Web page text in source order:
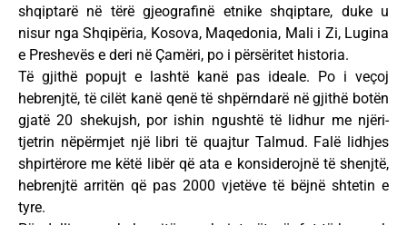
shqiptarë në tërë gjeografinë etnike shqiptare, duke u
nisur nga Shqipëria, Kosova, Maqedonia, Mali i Zi, Lugina
e Preshevës e deri në Çamëri, po i përsëritet historia.
Të gjithë popujt e lashtë kanë pas ideale. Po i veçoj
hebrenjtë, të cilët kanë qenë të shpërndarë në gjithë botën
gjatë 20 shekujsh, por ishin ngushtë të lidhur me njëri-
tjetrin nëpërmjet një libri të quajtur Talmud. Falë lidhjes
shpirtërore me këtë libër që ata e konsiderojnë të shenjtë,
hebrenjtë arritën që pas 2000 vjetëve të bëjnë shtetin e
tyre.